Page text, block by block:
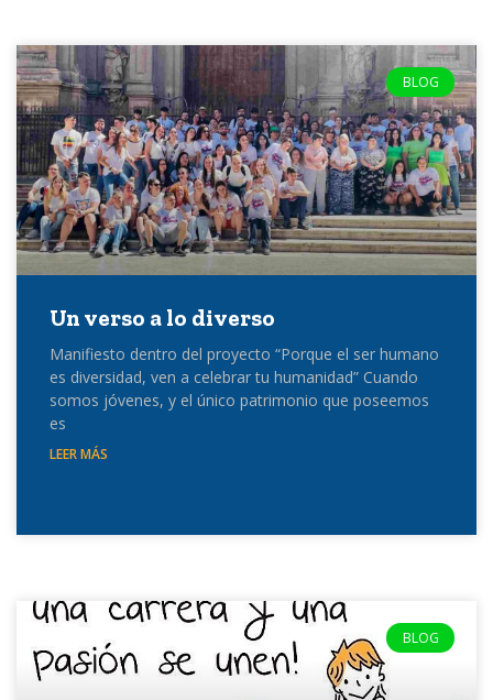
BLOG
Un verso a lo diverso
Manifiesto dentro del proyecto “Porque el ser humano
es diversidad, ven a celebrar tu humanidad” Cuando
somos jóvenes, y el único patrimonio que poseemos
es
LEER MÁS
BLOG